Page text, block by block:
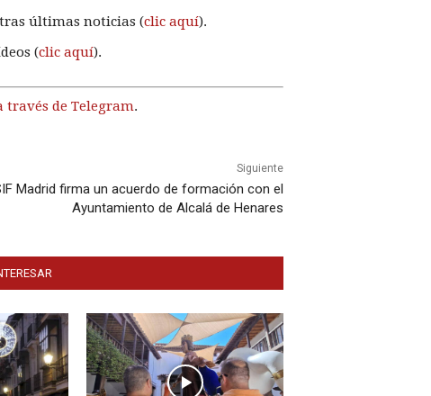
últimas noticias (clic aquí).
(clic aquí).
través de Telegram.
Siguiente
Madrid firma un acuerdo de formación con el
Ayuntamiento de Alcalá de Henares